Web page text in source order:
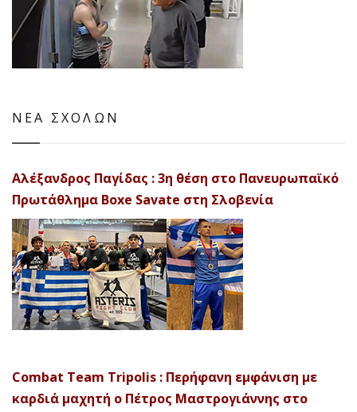
ΝΕΑ ΣΧΟΛΩΝ
Αλέξανδρος Παγίδας : 3η θέση στο Πανευρωπαϊκό
Πρωτάθλημα Boxe Savate στη Σλοβενία
Combat Team Tripolis : Περήφανη εμφάνιση με
καρδιά μαχητή ο Πέτρος Μαστρογιάννης στο